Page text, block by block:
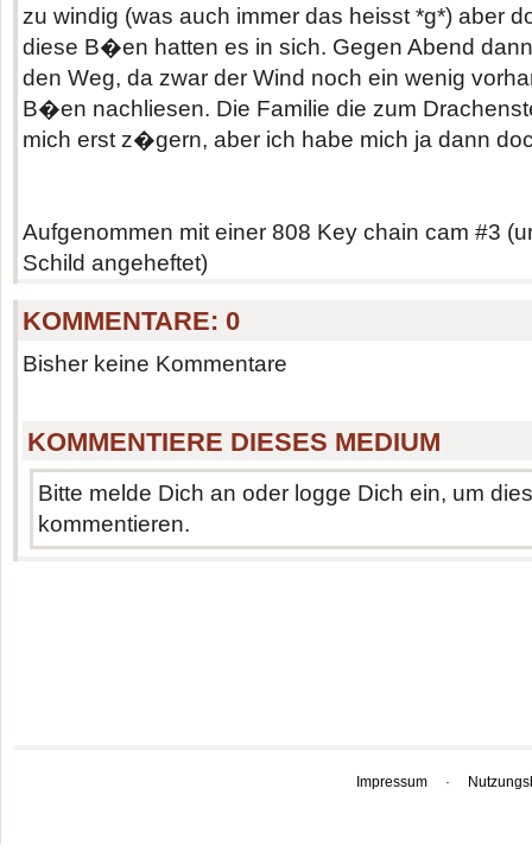
zu windig (was auch immer das heisst *g*) aber
diese B�en hatten es in sich. Gegen Abend
den Weg, da zwar der Wind noch ein wenig
B�en nachliesen. Die Familie die zum
mich erst z�gern, aber ich habe mich ja dann
Aufgenommen mit einer 808 Key chain cam #3
Schild angeheftet)
KOMMENTARE:0
Bisher keine Kommentare
KOMMENTIERE DIESES MEDIUM
Bitte melde Dich an oder logge Dich ein, um
kommentieren.
Impressum ·